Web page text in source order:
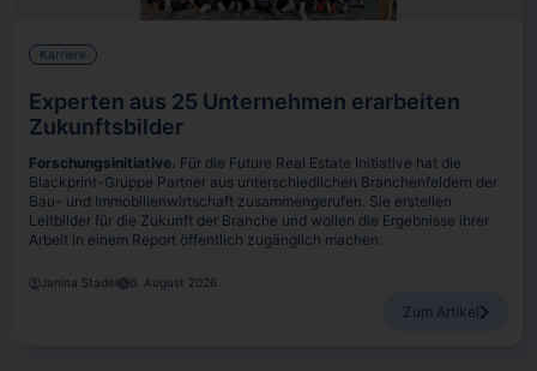
Karriere
Experten aus 25 Unternehmen erarbeiten
Zukunftsbilder
Forschungsinitiative. Für die Future Real Estate Initiative hat die
Blackprint-Gruppe Partner aus unterschiedlichen Branchenfeldern der
Bau- und Immobilienwirtschaft zusammengerufen. Sie erstellen
Leitbilder für die Zukunft der Branche und wollen die Ergebnisse ihrer
Arbeit in einem Report öffentlich zugänglich machen.
Janina Stadel 6. August 2026
Zum Artikel